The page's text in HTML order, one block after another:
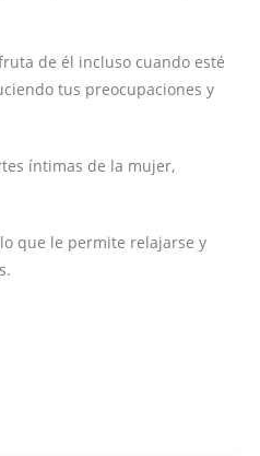
de él incluso cuando esté
tus preocupaciones y
íntimas de la mujer,
que le permite relajarse y